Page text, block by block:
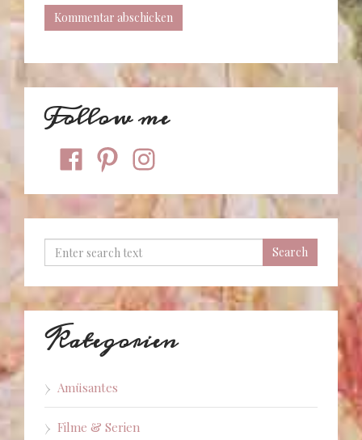
Follow me
facebookpinterestinstagram
Kategorien
Amüsantes
Filme & Serien